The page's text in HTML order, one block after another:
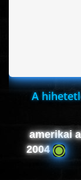
A
amerikai
2004